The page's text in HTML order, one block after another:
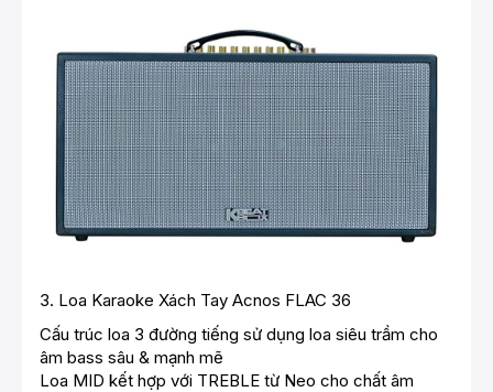
3. Loa Karaoke Xách Tay Acnos FLAC 36
Cấu trúc loa 3 đường tiếng sử dụng loa siêu trầm cho
âm bass sâu & mạnh mẽ
Loa MID kết hợp với TREBLE từ Neo cho chất âm